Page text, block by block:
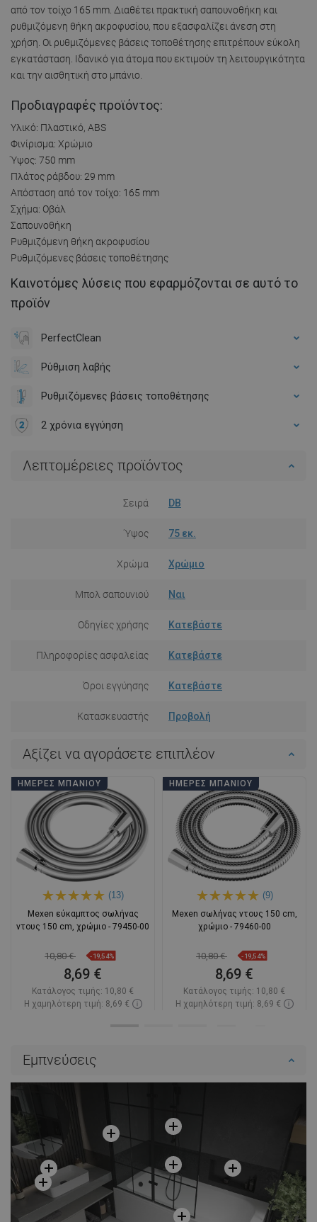
από τον τοίχο 165 mm. Διαθέτει πρακτική σαπουνοθήκη και
ρυθμιζόμενη θήκη ακροφυσίου, που εξασφαλίζει άνεση στη
χρήση. Οι ρυθμιζόμενες βάσεις τοποθέτησης επιτρέπουν εύκολη
εγκατάσταση. Ιδανικό για άτομα που εκτιμούν τη λειτουργικότητα
και την αισθητική στο μπάνιο.
Προδιαγραφές προϊόντος:
Υλικό: Πλαστικό, ABS
Φινίρισμα: Χρώμιο
Ύψος: 750 mm
Πλάτος ράβδου: 29 mm
Απόσταση από τον τοίχο: 165 mm
Σχήμα: Οβάλ
Σαπουνοθήκη
Ρυθμιζόμενη θήκη ακροφυσίου
Ρυθμιζόμενες βάσεις τοποθέτησης
Καινοτόμες λύσεις που εφαρμόζονται σε αυτό το
προϊόν
PerfectClean
Ρύθμιση λαβής
Ρυθμιζόμενες βάσεις τοποθέτησης
2 χρόνια εγγύηση
Λεπτομέρειες προϊόντος
Σειρά DB
Ύψος 75 εκ.
Χρώμα Χρώμιο
Μπολ σαπουνιού Ναι
Οδηγίες χρήσης Κατεβάστε
Πληροφορίες ασφαλείας Κατεβάστε
Όροι εγγύησης Κατεβάστε
Κατασκευαστής Προβολή
Αξίζει να αγοράσετε επιπλέον
ΗΜΈΡΕΣ ΜΠΆΝΙΟΥ
(13)
Mexen εύκαμπτος σωλήνας
ντους 150 cm, χρώμιο - 79450-00
10,80 € -19,54%
8,69 €
Κατάλογος τιμής: 10,80 €
Η χαμηλότερη τιμή: 8,69 €
ΗΜΈΡΕΣ ΜΠΆΝΙΟΥ
(9)
Mexen σωλήνας ντους 150 cm,
χρώμιο - 79460-00
10,80 € -19,54%
8,69 €
Κατάλογος τιμής: 10,80 €
Η χαμηλότερη τιμή: 8,69 €
Εμπνεύσεις